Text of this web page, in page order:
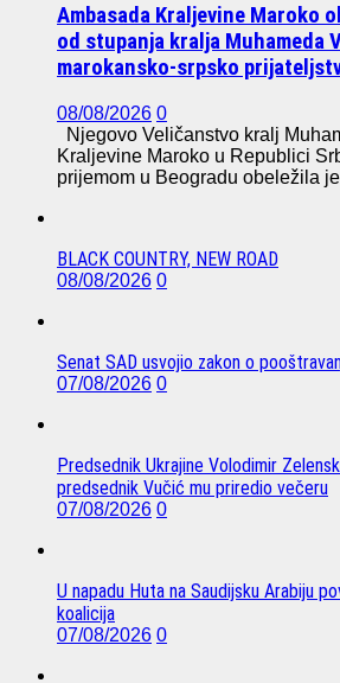
Ambasada Kraljevine Maroko
od stupanja kralja Muhameda
marokansko-srpsko
08/08/2026 0
Njegovo Veličanstvo kralj
Kraljevine Maroko u Republici
prijemom u Beogradu obeležila
BLACK COUNTRY, NEW ROAD
08/08/2026 0
Senat SAD usvojio zakon o
07/08/2026 0
Predsednik Ukrajine Volodimir
predsednik Vučić mu priredio večeru
07/08/2026 0
U napadu Huta na Saudijsku Arabiju
koalicija
07/08/2026 0